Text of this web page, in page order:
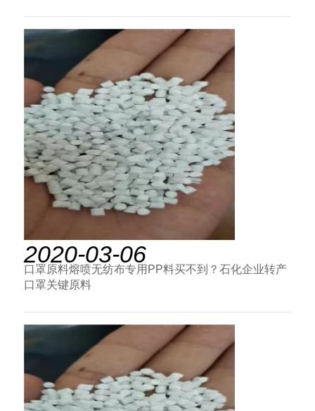
2020-03-06
口罩原料熔喷无纺布专用PP料买不到？石化企业转产
口罩关键原料